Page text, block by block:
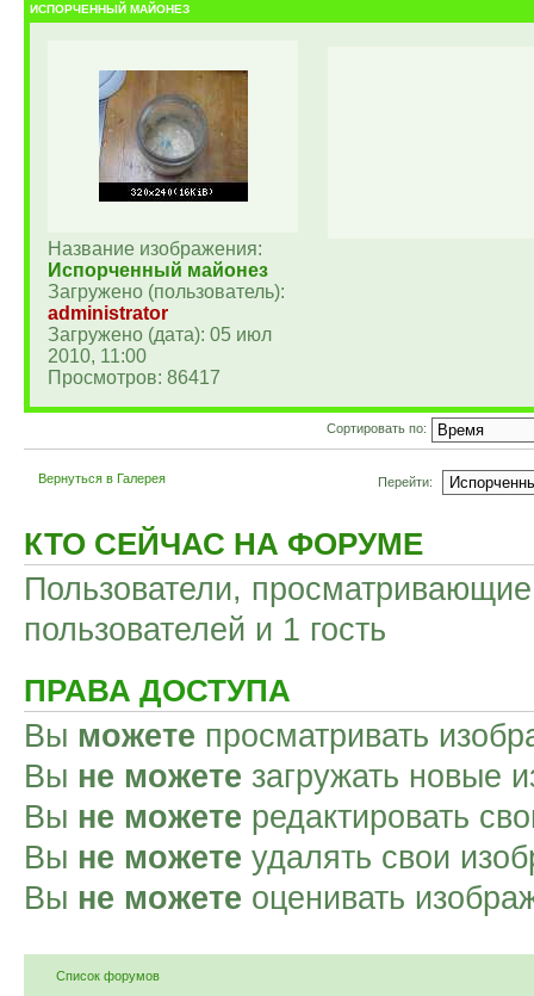
ИСПОРЧЕННЫЙ МАЙОНЕЗ
Название изображения:
Испорченный майонез
Загружено (пользователь):
administrator
Загружено (дата): 05 июл
2010, 11:00
Просмотров: 86417
Сортировать по:
Вернуться в Галерея Перейти:
КТО СЕЙЧАС НА ФОРУМЕ
Пользователи,
пользователей и 1 гость
ПРАВА ДОСТУПА
Вы можете просматривать
Вы не можете загружать новые
Вы не можете редактировать
Вы не можете удалять свои
Вы не можете оценивать
Список форумов